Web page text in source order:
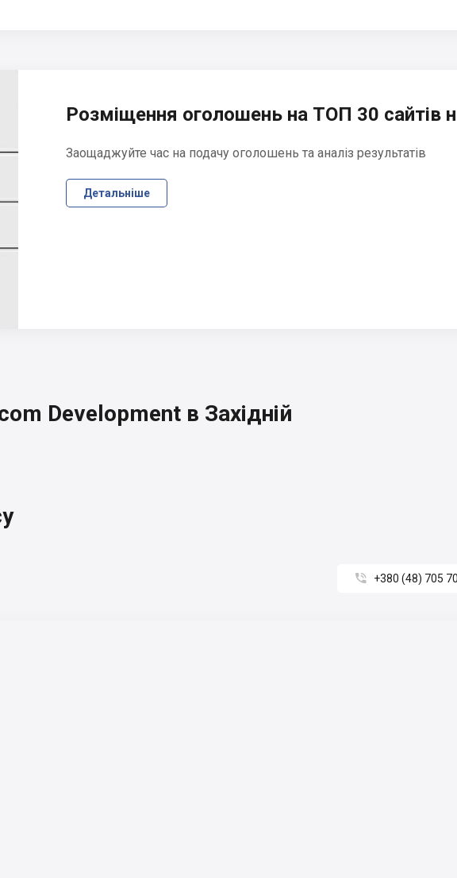
Розміщення оголошень на ТОП 30 сайтів
Заощаджуйте час на подачу оголошень та аналіз результатів
Детальніше
Development в Західній
 +380 (48) 705